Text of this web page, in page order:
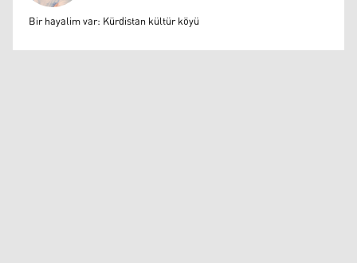
Azad Yaşar
Bir hayalim var: Kürdistan kültür köyü